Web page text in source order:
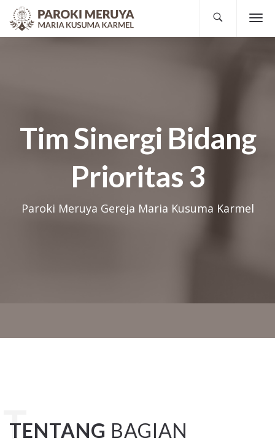
Tim Sinergi Bidang
Prioritas 3
Paroki Meruya Gereja Maria Kusuma Karmel
TENTANG BAGIAN